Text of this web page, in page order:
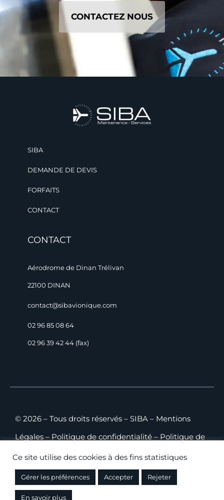
CONTACTEZ NOUS
SIBA
DEMANDE DE DEVIS
FORFAITS
CONTACT
CONTACT
Aérodrome de Dinan Trélivan
22100 DINAN
contact@sibavionique.com
02 96 85 08 64
02 96 39 42 44 (fax)
© 2026 – Tous droits réservés – SIBA – Mentions
Légales – Politique de confidentialité – Politique de
cookies –Plan du site–CGV B2C– CGV B2B
ConceptionSHEBAM!– Hébergement WEB:
Ce site utilise des cookies à des fins statistiques
Gérer les préférences Accepter Rejeter
En savoir plus